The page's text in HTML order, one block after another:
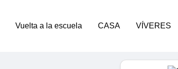
Vuelta a la escuela CASA VÍVERES